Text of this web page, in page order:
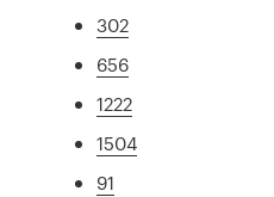
302
656
1222
1504
91